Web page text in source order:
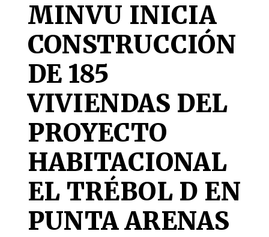
MINVU INICIA
CONSTRUCCIÓN
DE 185
VIVIENDAS DEL
PROYECTO
HABITACIONAL
EL TRÉBOL D EN
PUNTA ARENAS